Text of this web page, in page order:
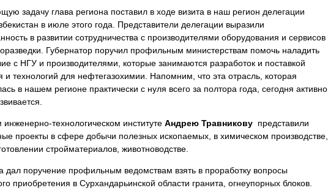
задачу глава региона поставил в ходе визита в наш регион делегации
в июле этого года. Представители делегации выразили
в развитии сотрудничества с производителями оборудования и сервисов
Губернатор поручил профильным министерствам помочь наладить
с НГУ и производителями, которые занимаются разработок и поставкой
и технологий для нефтегазохимии. Напомним, что эта отрасль, которая
в нашем регионе практически с нуля всего за полтора года, сегодня активно
технологическом институте Андрею Травникову представили
проекты в сфере добычи полезных ископаемых, в химическом производстве,
стройматериалов, животноводстве.
дал поручение профильным ведомствам взять в проработку вопросы
приобретения в Сурхандарьинской области гранита, огнеупорных блоков.